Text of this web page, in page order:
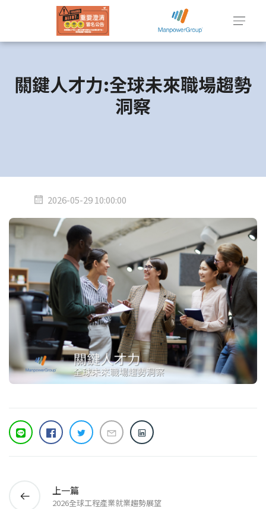
關鍵人才力:全球未來職場趨勢
洞察
2026-05-29 10:00:00
上一篇
2026全球工程產業就業趨勢展望